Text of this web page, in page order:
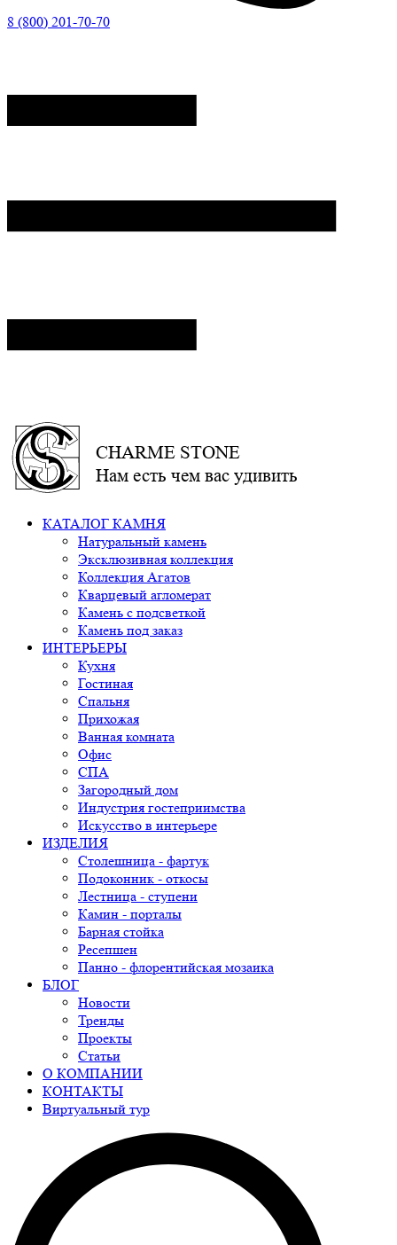
8 (800) 201-70-70
CHARME STONE
Нам есть чем вас удивить
КАТАЛОГ КАМНЯ
Натуральный камень
Эксклюзивная коллекция
Коллекция Агатов
Кварцевый агломерат
Камень с подсветкой
Камень под заказ
ИНТЕРЬЕРЫ
Кухня
Гостиная
Спальня
Прихожая
Ванная комната
Офис
СПА
Загородный дом
Индустрия гостеприимства
Искусство в интерьере
ИЗДЕЛИЯ
Столешница - фартук
Подоконник - откосы
Лестница - ступени
Камин - порталы
Барная стойка
Ресепшен
Панно - флорентийская мозаика
БЛОГ
Новости
Тренды
Проекты
Статьи
О КОМПАНИИ
КОНТАКТЫ
Виртуальный тур